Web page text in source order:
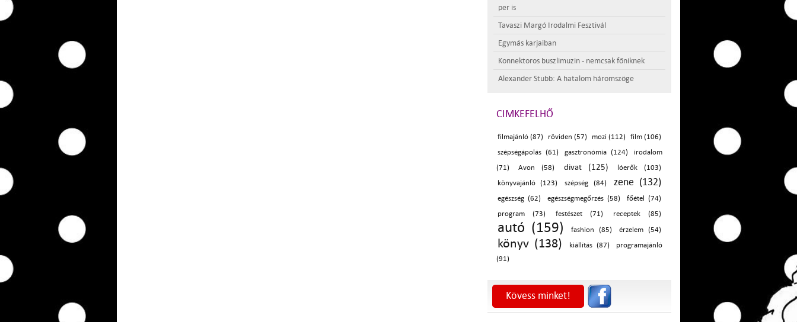
per is
Tavaszi Margó Irodalmi Fesztivál
Egymás karjaiban
Konnektoros buszlimuzin - nemcsak főniknek
Alexander Stubb: A hatalom háromszöge
CIMKEFELHŐ
filmajánló (87) röviden (57) mozi (112)
film (106)
szépségápolás (61)
gasztronómia (124)
irodalom
(71)
Avon (58) divat (125)
lóerők (103)
könyvajánló (123)
szépség (84) zene (132)
egészség (62) egészségmegőrzés (58)
főétel (74)
program (73)
festészet (71) receptek (85)
autó (159) fashion (85) érzelem (54)
könyv (138) kiállítás (87)
programajánló
(91)
Kövess minket!